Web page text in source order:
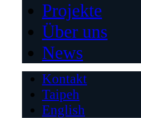
Projekte
Über uns
News
Kontakt
Taipeh
English